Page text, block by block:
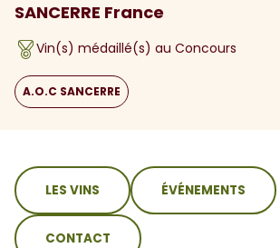
SANCERRE France
Vin(s) médaillé(s) au Concours
A.O.C SANCERRE
sommaire
LES VINS ÉVÉNEMENTS
CONTACT